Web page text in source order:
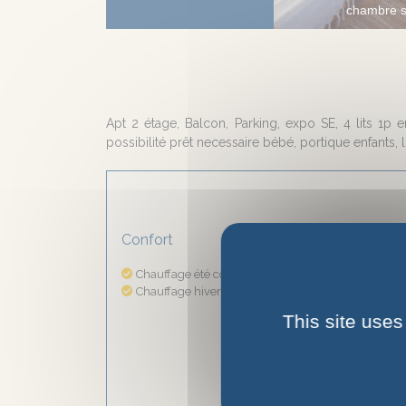
chambre
Apt 2 étage, Balcon, Parking, expo SE, 4 lits 1p
possibilité prêt necessaire bébé, portique enfants,
Confort
Chauffage été compris
Chauffage hiver compris
This site